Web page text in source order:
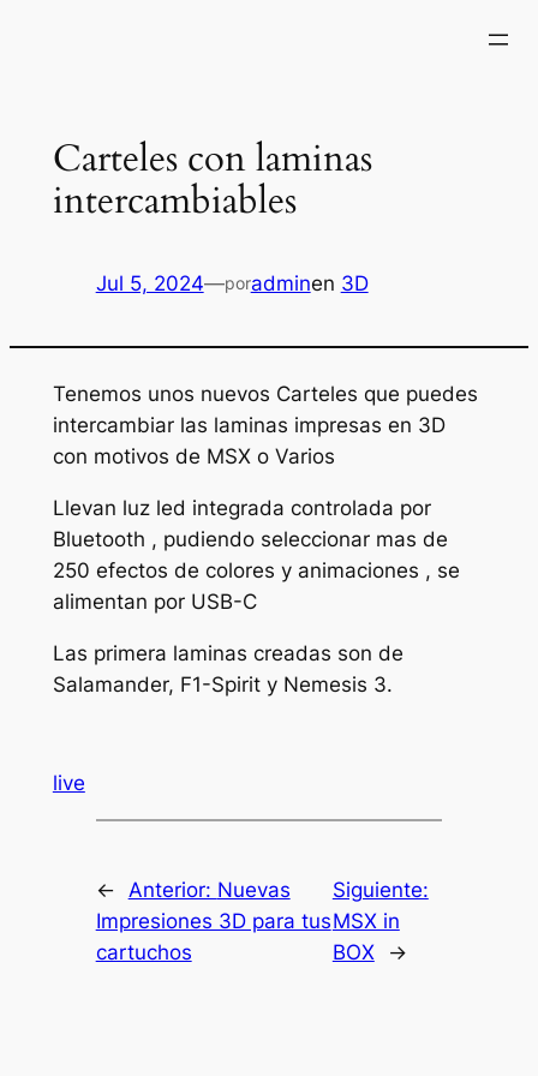
Carteles con laminas
intercambiables
Jul 5, 2024—poradminen 3D
Tenemos unos nuevos Carteles que puedes
intercambiar las laminas impresas en 3D
con motivos de MSX o Varios
Llevan luz led integrada controlada por
Bluetooth , pudiendo seleccionar mas de
250 efectos de colores y animaciones , se
alimentan por USB-C
Las primera laminas creadas son de
Salamander, F1-Spirit y Nemesis 3.
live
← Anterior: Nuevas
Impresiones 3D para tus
cartuchos
Siguiente:
MSX in
BOX
→